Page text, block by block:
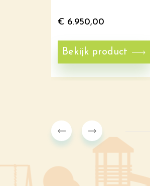
€ 6.950,00
Bekijk product